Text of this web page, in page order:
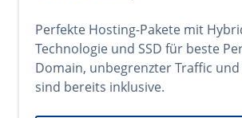
Perfekte Hosting-Pakete mit
Technologie und SSD für beste
Domain, unbegrenzter Traffic und
sind bereits inklusive.